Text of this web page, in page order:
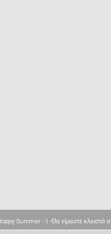
Summer :-) -Θα είμαστε κλειστά